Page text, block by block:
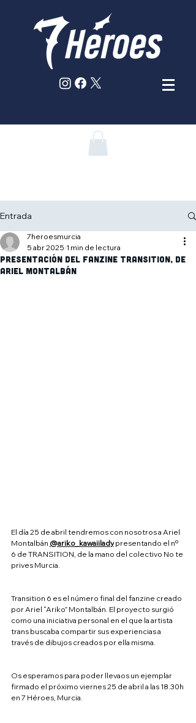
Entrada
Presentación del Fanzine Transition, de
Ariel Montalbán
7heroesmurcia
5 abr 2025 1 min de lectura
El día 25 de abril tendremos con nosotros a Ariel
Montalbán @ariko_kawaiilady presentando el nº
6 de TRANSITION, de la mano del colectivo No te
prives Murcia.
Transition 6 es el número final del fanzine creado
por Ariel “Ariko” Montalbán. El proyecto surgió
como una iniciativa personal en el que la artista
trans buscaba compartir sus experiencias a
través de dibujos creados por ella misma.
Os esperamos para poder llevaos un ejemplar
firmado el próximo viernes 25 de abril a las 18.30h
en 7 Héroes, Murcia.